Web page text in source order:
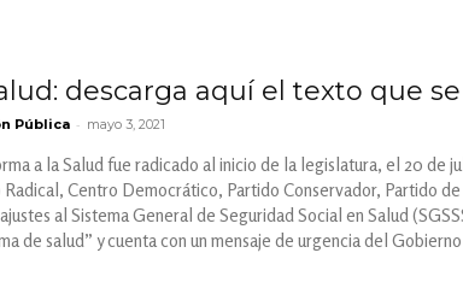
descarga aquí el texto que
Pública - mayo 3, 2021
a la Salud fue radicado al inicio de la legislatura, el 20 de
Radical, Centro Democrático, Partido Conservador, Partido
al Sistema General de Seguridad Social en Salud
de salud” y cuenta con un mensaje de urgencia del